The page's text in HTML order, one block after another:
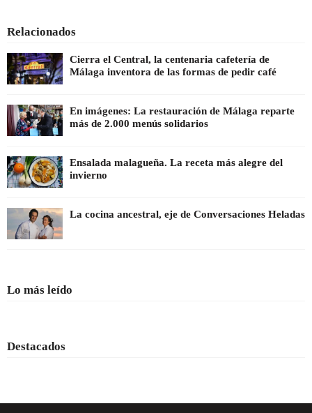
Relacionados
Cierra el Central, la centenaria cafetería de
Málaga inventora de las formas de pedir café
En imágenes: La restauración de Málaga reparte
más de 2.000 menús solidarios
Ensalada malagueña. La receta más alegre del
invierno
La cocina ancestral, eje de Conversaciones Heladas
Lo más leído
Destacados